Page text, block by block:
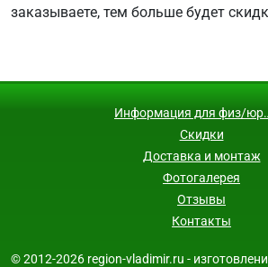
заказываете, тем больше будет
Информация для физ/
Скидки
Доставка и монтаж
Фотогалерея
Отзывы
Контакты
© 2012-2026 region-vladimir.ru -